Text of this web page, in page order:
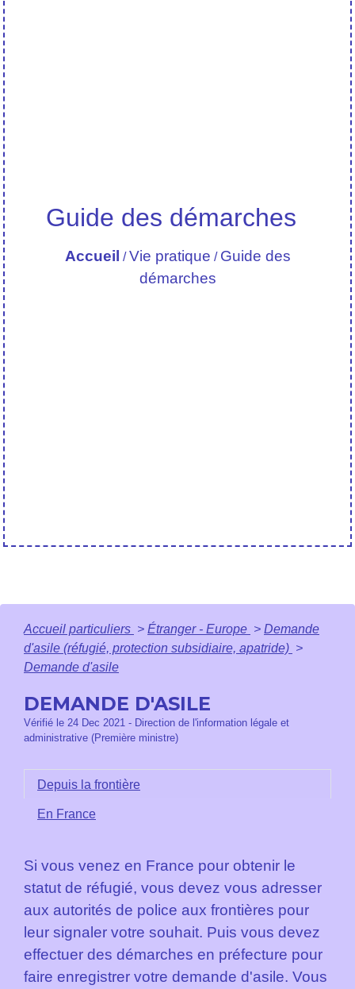
Guide des démarches
Accueil /Vie pratique / Guide des
démarches
Accueil particuliers > Étranger - Europe > Demande
d'asile (réfugié, protection subsidiaire, apatride) >
Demande d'asile
DEMANDE D'ASILE
Vérifié le 24 Dec 2021 - Direction de l'information légale et
administrative (Première ministre)
Depuis la frontière
En France
Si vous venez en France pour obtenir le
statut de réfugié, vous devez vous adresser
aux autorités de police aux frontières pour
leur signaler votre souhait. Puis vous devez
effectuer des démarches en préfecture pour
faire enregistrer votre demande d'asile. Vous